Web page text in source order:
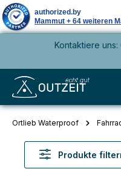
springenKontaktiere uns:
Ortlieb Waterproof
Produkte